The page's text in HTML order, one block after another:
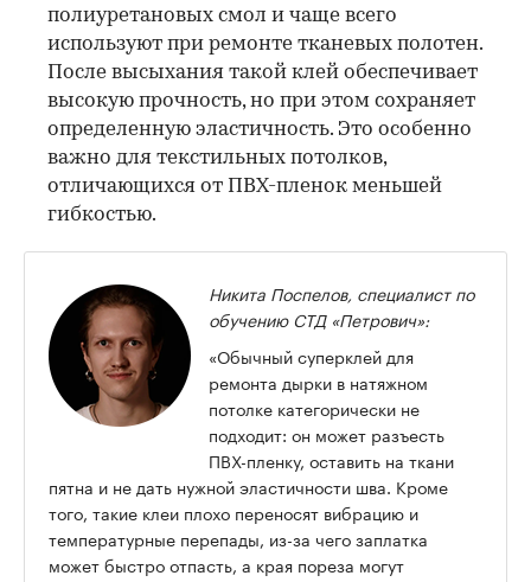
полиуретановых смол и чаще всего
используют при ремонте тканевых полотен.
После высыхания такой клей обеспечивает
высокую прочность, но при этом сохраняет
определенную эластичность. Это особенно
важно для текстильных потолков,
отличающихся от ПВХ-пленок меньшей
гибкостью.
Никита Поспелов, специалист по
обучению СТД «Петрович»:
«Обычный суперклей для
ремонта дырки в натяжном
потолке категорически не
подходит: он может разъесть
ПВХ-пленку, оставить на ткани
пятна и не дать нужной эластичности шва. Кроме
того, такие клеи плохо переносят вибрацию и
температурные перепады, из-за чего заплатка
может быстро отпасть, а края пореза могут